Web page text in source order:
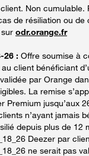
Non cumulable.
de résiliation ou de
odr.orange.fr
26 : Offre soumise à
client bénéficiant
par Orange
La remise
Premium jusqu’aux
n’ayant jamais
depuis plus de 12
Deezer par
ne serait pas